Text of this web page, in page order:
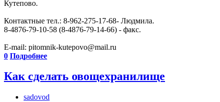
Кутепово.
Контактные тел.: 8-962-275-17-68- Людмила.
8-4876-79-10-58 (8-4876-79-14-66) - факс.
E-mail: pitomnik-kutepovo@mail.ru
0 Подробнее
Как сделать овощехранилище
sadovod